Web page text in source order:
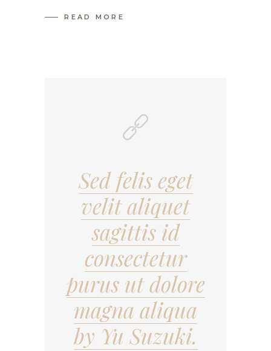
READ MORE
Sed felis eget
velit aliquet
sagittis id
consectetur
purus ut dolore
magna aliqua
by Yu Suzuki.